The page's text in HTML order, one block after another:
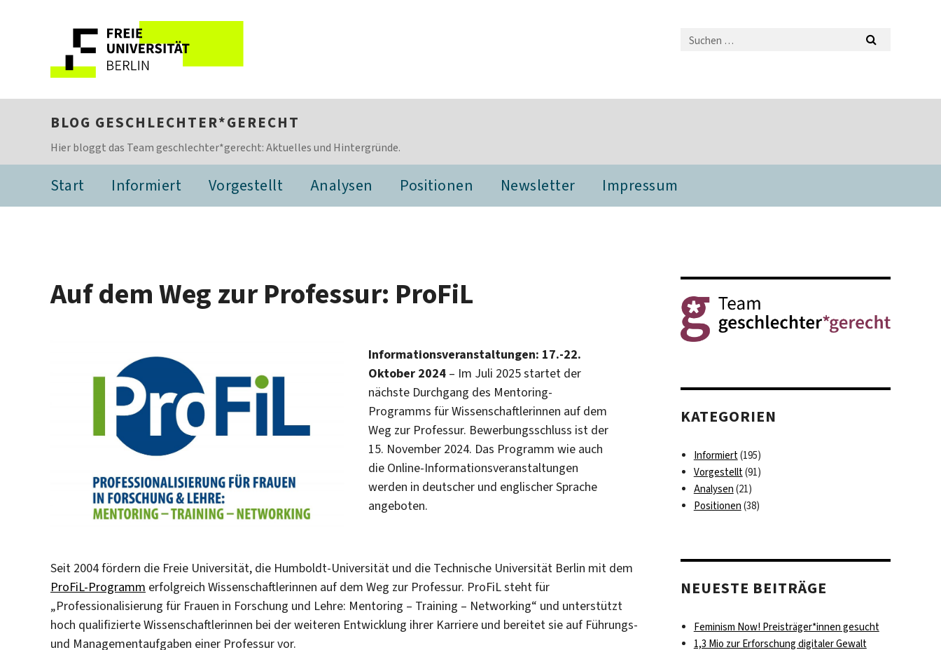
BLOG GESCHLECHTER*GERECHT
Hier bloggt das Team geschlechter*gerecht: Aktuelles und Hintergründe.
Start Informiert Vorgestellt Analysen Positionen Newsletter Impressum
Auf dem Weg zur Professur: ProFiL
Informationsveranstaltungen: 17.-22.
Oktober 2024– Im Juli 2025 startet der
nächste Durchgang des Mentoring-
Programms für Wissenschaftlerinnen auf dem
Weg zur Professur. Bewerbungsschluss ist der
15. November 2024. Das Programm wie auch
die Online-Informationsveranstaltungen
werden in deutscher und englischer Sprache
angeboten.
Seit 2004 fördern die Freie Universität, die Humboldt-Universität und die Technische Universität Berlin mit dem
ProFiL-Programm erfolgreich Wissenschaftlerinnen auf dem Weg zur Professur. ProFiL steht für
„Professionalisierung für Frauen in Forschung und Lehre: Mentoring – Training – Networking“ und unterstützt
hoch qualifizierte Wissenschaftlerinnen bei der weiteren Entwicklung ihrer Karriere und bereitet sie auf Führungs-
und Managementaufgaben einer Professur vor.
KATEGORIEN
Informiert(195)
Vorgestellt(91)
Analysen (21)
Positionen (38)
NEUESTE BEITRÄGE
Feminism Now! Preisträger*innen gesucht
1,3 Mio zur Erforschung digitaler Gewalt